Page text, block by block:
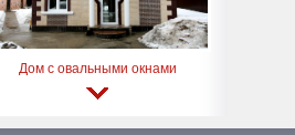
Дом с овальными окнами